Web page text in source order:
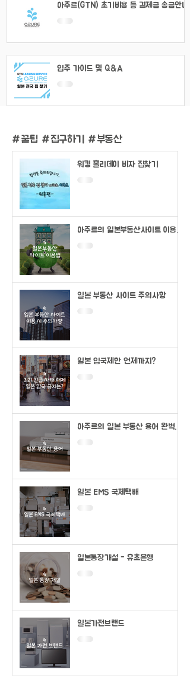
아주르(GTN) 초기비용 등 결제금 송금안내
입주 가이드 및 Q&A
#꿀팁 #집구하기 #부동산
워킹 홀리데이 비자 집찾기
아주르의 일본부동산사이트 이용법
일본 부동산 사이트 주의사항
일본 입국제한 언제까지?
아주르의 일본 부동산 용어 완벽정
일본 EMS 국제택배
일본통장개설 - 유초은행
일본가전브랜드